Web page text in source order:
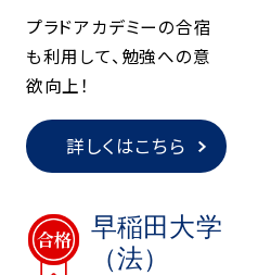
プラドアカデミーの合宿
も利用して、勉強への意
欲向上！
詳しくはこちら
早稲田大学
（法）